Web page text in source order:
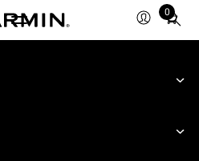
0
Total
items
cart: